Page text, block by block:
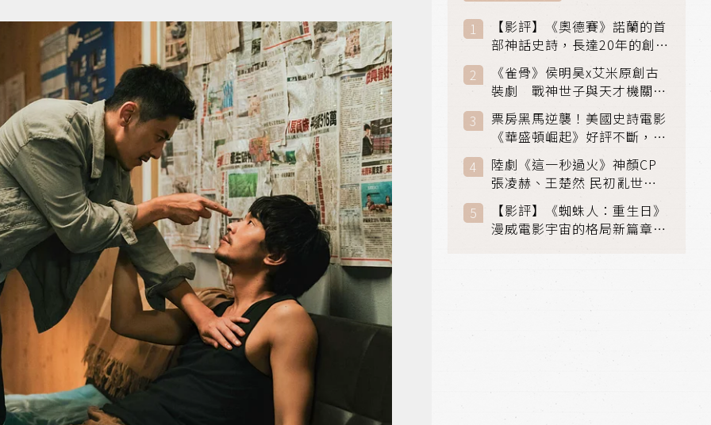
【影評】《奧德賽》諾蘭的首
部神話史詩，長達20年的創傷
與贖罪之旅
《雀骨》侯明昊x艾米原創古
裝劇 戰神世子與天才機關師
聯手攻克身世之謎
票房黑馬逆襲！美國史詩電影
《華盛頓崛起》好評不斷，輾
壓《玩具總動員5》、《超少
女》
陸劇《這一秒過火》神顏CP
張凌赫、王楚然 民初亂世、
家仇國難也要大談禁忌叔嫂戀
【影評】《蜘蛛人：重生日》
漫威電影宇宙的格局新篇章，